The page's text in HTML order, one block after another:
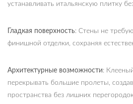
устанавливать итальянскую плитку
Гладкая поверхность: Стены не
финишной отделки, сохраняя
Архитектурные возможности:
перекрывать большие пролеты,
пространства без лишних